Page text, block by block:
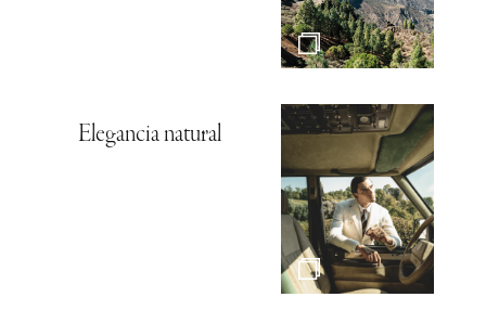
Elegancia natural